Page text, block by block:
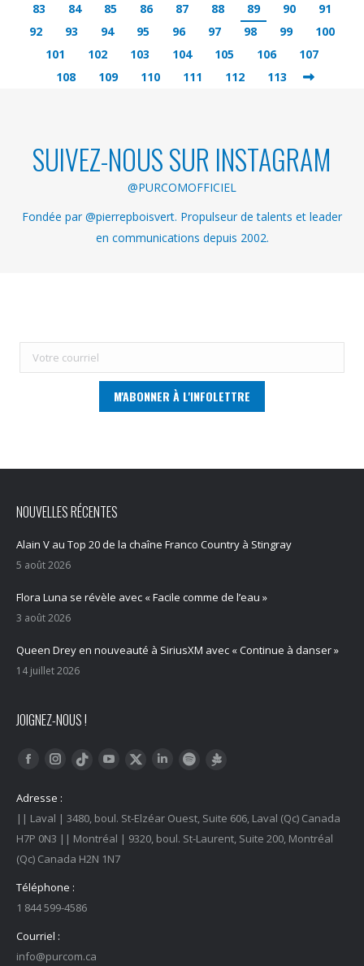
83
84 85 86 87 88 89 90
91
92
93 94 95 96 97 98 99
100
101
102 103 104 105 106
107
108
109 110 111 112 113
SUIVEZ-NOUS SUR INSTAGRAM
@PURCOMOFFICIEL
Fondée par @pierrepboisvert. Propulseur de talents et leader
en communications depuis 2002.
NOUVELLES RÉCENTES
Alain V au Top 20 de la chaîne Franco Country à Stingray
5 août 2026
Flora Luna se révèle avec « Facile comme de l’eau »
3 août 2026
Queen Drey en nouveauté à SiriusXM avec « Continue à danser »
14 juillet 2026
JOIGNEZ-NOUS !
Trouvez nous sur :
FacebookInstagram
Tiktok YouTubeTwitter LinkedInSpotify
Adresse :
|| Laval | 3480, boul. St-Elzéar Ouest, Suite 606, Laval (Qc) Canada
H7P 0N3 || Montréal | 9320, boul. St-Laurent, Suite 200, Montréal
(Qc) Canada H2N 1N7
Téléphone :
1 844 599-4586
Courriel :
info@purcom.ca